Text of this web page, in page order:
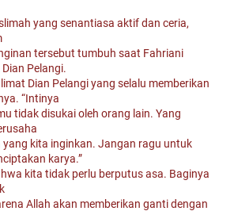
yang senantiasa aktif dan ceria,
tersebut tumbuh saat Fahriani
Pelangi.
Dian Pelangi yang selalu memberikan
“Intinya
tidak disukai oleh orang lain. Yang
yang kita inginkan. Jangan ragu untuk
karya.”
kita tidak perlu berputus asa. Baginya
Allah akan memberikan ganti dengan